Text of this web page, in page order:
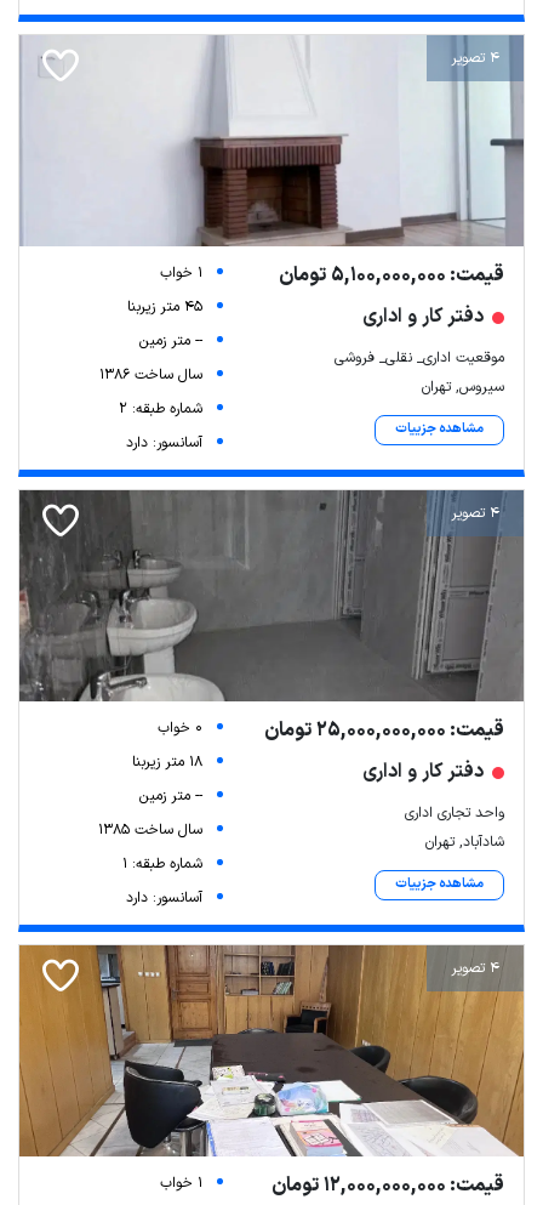
4 تصویر
قیمت: 5,100,000,000 تومان
دفتر کار و اداری
موقعیت اداری_ نقلی_ فروشی
سیروس, تهران
مشاهده جزییات
1 خواب
45 متر زیربنا
-- متر زمین
سال ساخت 1386
شماره طبقه: 2
آسانسور: دارد
4 تصویر
قیمت: 25,000,000,000 تومان
دفتر کار و اداری
واحد تجاری اداری
شادآباد, تهران
مشاهده جزییات
0 خواب
18 متر زیربنا
-- متر زمین
سال ساخت 1385
شماره طبقه: 1
آسانسور: دارد
4 تصویر
قیمت: 12,000,000,000 تومان
1 خواب